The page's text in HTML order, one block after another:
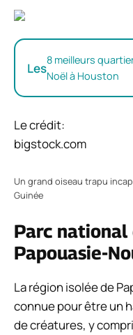
Les8 meilleurs
Noël à Houston
Le crédit:
bigstock.com
Un grand oiseau trapu
Guinée
Parc national
Papouasie-
La région isolée de
connue pour être un
de créatures, y